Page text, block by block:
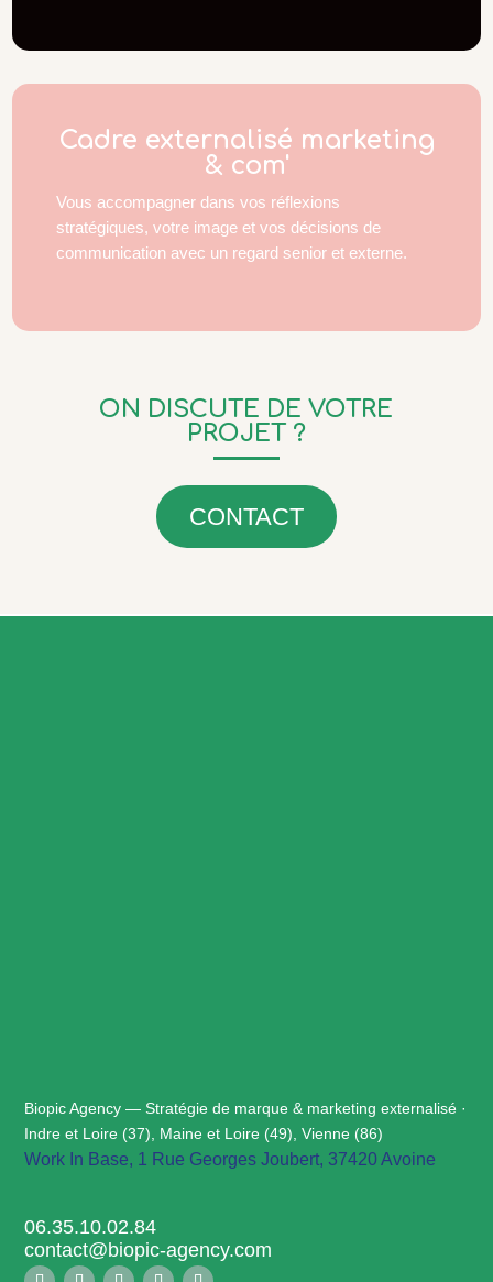
Cadre externalisé marketing
& com'
Vous accompagner dans vos réflexions
stratégiques, votre image et vos décisions de
communication avec un regard senior et externe.
ON DISCUTE DE VOTRE
PROJET ?
CONTACT
Biopic Agency — Stratégie de marque & marketing externalisé ·
Indre et Loire (37), Maine et Loire (49), Vienne (86)
Work In Base, 1 Rue Georges Joubert, 37420 Avoine
06.35.10.02.84
contact@biopic-agency.com